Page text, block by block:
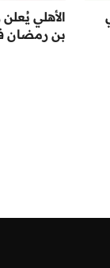
الأهلي
بن رمضان